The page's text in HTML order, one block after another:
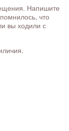
Напишите
что
вы ходили с